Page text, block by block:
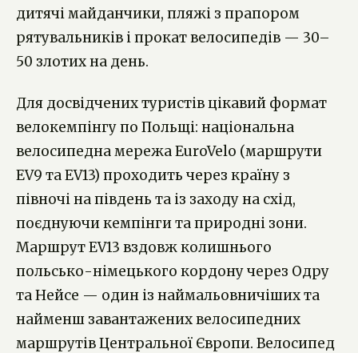
дитячі майданчики, пляжі з прапором
рятувальників і прокат велосипедів — 30–
50 злотих на день.
Для досвідчених туристів цікавий формат
велокемпінгу по Польщі: національна
велосипедна мережа EuroVelo (маршрути
EV9 та EV13) проходить через країну з
півночі на південь та із заходу на схід,
поєднуючи кемпінги та природні зони.
Маршрут EV13 вздовж колишнього
польсько-німецького кордону через Одру
та Нейсе — один із наймальовничіших та
найменш завантажених велосипедних
маршрутів Центральної Європи. Велосипед